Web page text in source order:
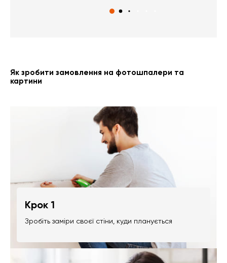
Як зробити замовлення на фотошпалери та
картини
Крок 1
Зробіть заміри своєї стіни, куди планується